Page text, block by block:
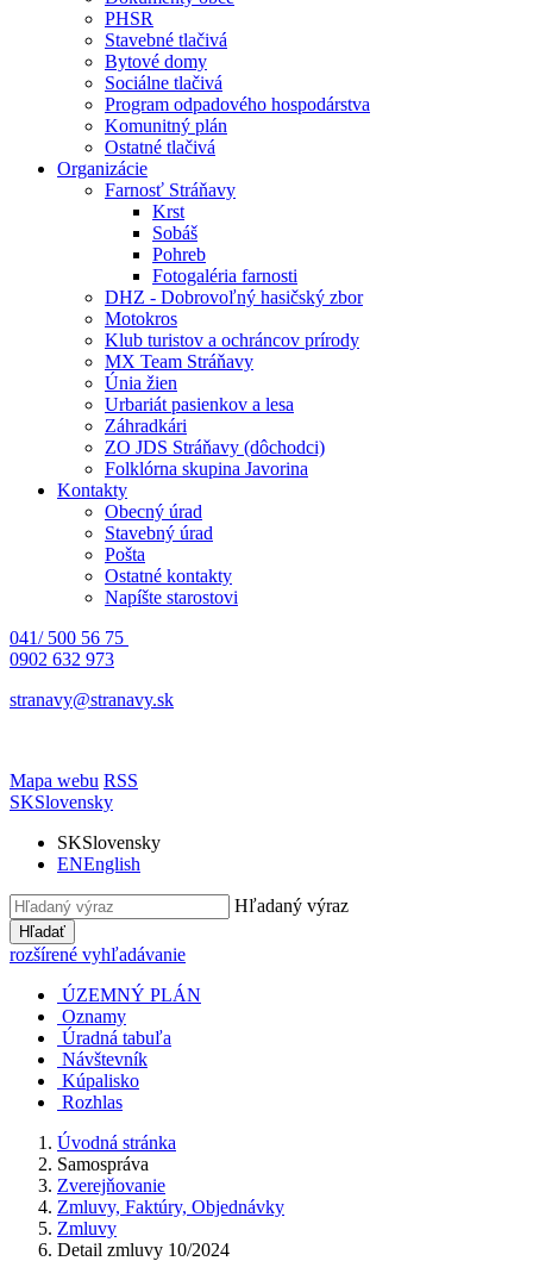
PHSR
Stavebné tlačivá
Bytové domy
Sociálne tlačivá
Program odpadového hospodárstva
Komunitný plán
Ostatné tlačivá
Organizácie
Farnosť Stráňavy
Krst
Sobáš
Pohreb
Fotogaléria farnosti
DHZ - Dobrovoľný hasičský zbor
Motokros
Klub turistov a ochráncov prírody
MX Team Stráňavy
Únia žien
Urbariát pasienkov a lesa
Záhradkári
ZO JDS Stráňavy (dôchodci)
Folklórna skupina Javorina
Kontakty
Obecný úrad
Stavebný úrad
Pošta
Ostatné kontakty
Napíšte starostovi
041/ 500 56 75
0902 632 973
stranavy@stranavy.sk
Mapa webu RSS
SKSlovensky
SKSlovensky
ENEnglish
Hľadaný výraz
Hľadať
rozšírené vyhľadávanie
ÚZEMNÝ PLÁN
Oznamy
Úradná tabuľa
Návštevník
Kúpalisko
Rozhlas
Úvodná stránka
Samospráva
Zverejňovanie
Zmluvy, Faktúry, Objednávky
Zmluvy
Detail zmluvy 10/2024